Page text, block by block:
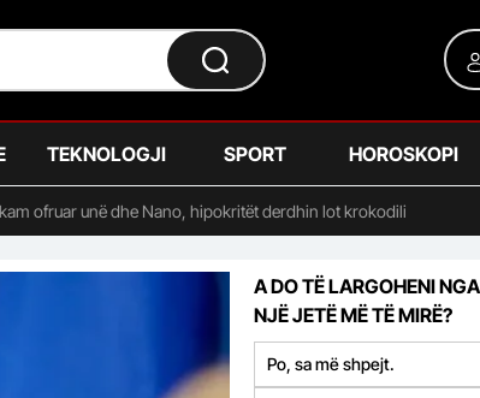
TEKNOLOGJI SPORT HOROSKOPI
ofruar unë dhe Nano, hipokritët derdhin lot krokodili
A DO TË LARGOHENI
NJË JETË MË TË MIRË?
Po, sa më shpejt.